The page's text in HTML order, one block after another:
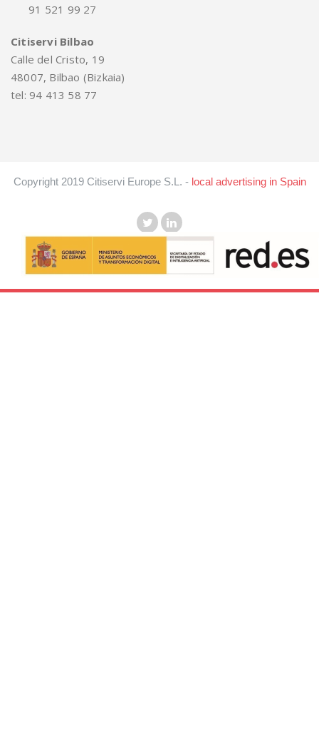
91 521 99 27
Citiservi Bilbao
Calle del Cristo, 19
48007, Bilbao (Bizkaia)
tel: 94 413 58 77
Copyright 2019 Citiservi Europe S.L. - local advertising in Spain